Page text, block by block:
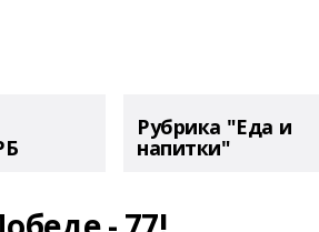
Рубрика "Еда и
напитки"